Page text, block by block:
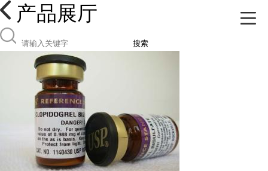
产品展厅
搜索